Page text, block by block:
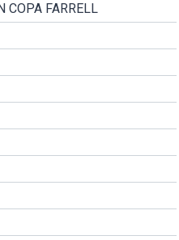
COPA FARRELL